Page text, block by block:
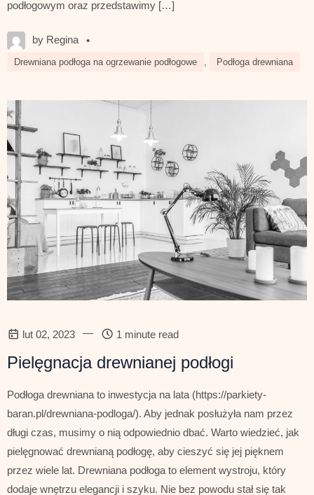
podłogowym oraz przedstawimy […]
by Regina •
Drewniana podłoga na ogrzewanie podłogowe , Podłoga drewniana
lut 02, 2023 — 1 minute read
Pielęgnacja drewnianej podłogi
Podłoga drewniana to inwestycja na lata (https://parkiety-
baran.pl/drewniana-podloga/). Aby jednak posłużyła nam przez
długi czas, musimy o nią odpowiednio dbać. Warto wiedzieć, jak
pielęgnować drewnianą podłogę, aby cieszyć się jej pięknem
przez wiele lat. Drewniana podłoga to element wystroju, który
dodaje wnętrzu elegancji i szyku. Nie bez powodu stał się tak